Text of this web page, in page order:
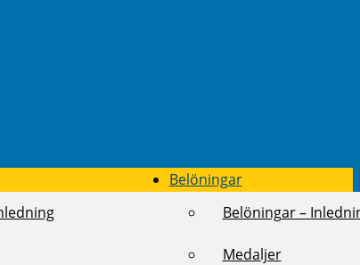
Belöningar
Belöningar –
Medaljer